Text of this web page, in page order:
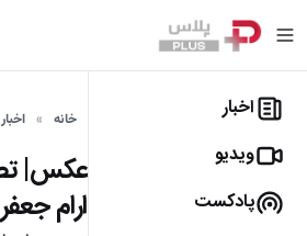
اخبار
ویدیو
پادکست
خانه اخبار
عکس|
ارام